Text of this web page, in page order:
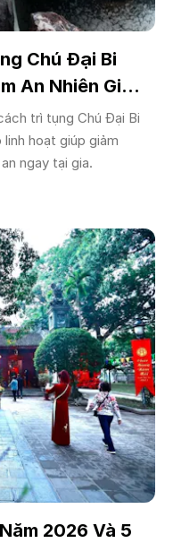
Chú Đại Bi
An Nhiên Giữa
trì tụng Chú Đại Bi
hoạt giúp giảm
ngay tại gia.
2026 Và 5